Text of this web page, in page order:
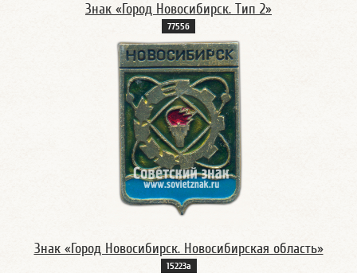
Знак «Город Новосибирск. Тип 2»
7755б
Знак «Город Новосибирск. Новосибирская область»
15223а